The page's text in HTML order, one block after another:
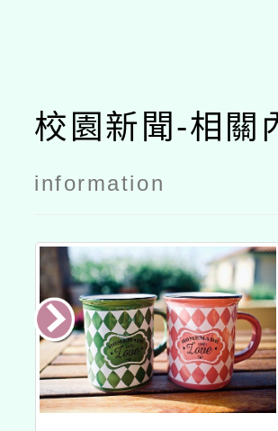
校園新聞-相關
information